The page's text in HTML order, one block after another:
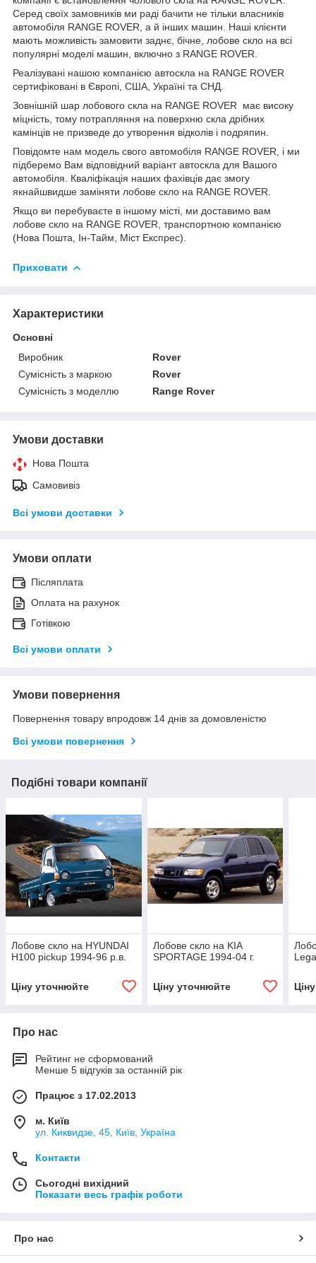
Серед своїх замовників ми раді бачити не тільки власників
автомобіля RANGE ROVER, а й інших машин. Наші клієнти
мають можливість замовити заднє, бічне, лобове скло на всі
популярні моделі машин, включно з RANGE ROVER.
Реалізувані нашою компанією автоскла на RANGE ROVER
сертифіковані в Європі, США, Україні та СНД.
Зовнішній шар лобового скла на RANGE ROVER має високу
міцність, тому потрапляння на поверхню скла дрібних
камінців не призведе до утворення відколів і подряпин.
Повідомте нам модель свого автомобіля RANGE ROVER, і ми
підберемо Вам відповідний варіант автоскла для Вашого
автомобіля. Кваліфікація наших фахівців дає змогу
якнайшвидше заміняти лобове скло на RANGE ROVER.
Якщо ви перебуваєте в іншому місті, ми доставимо вам
лобове скло на RANGE ROVER, транспортною компанією
(Нова Пошта, Ін-Тайм, Міст Експрес).
Приховати
Характеристики
Основні
Виробник
Rover
Сумісність з маркою
Rover
Сумісність з моделлю
Range Rover
Умови доставки
Нова Пошта
Самовивіз
Всі умови доставки
Умови оплати
Післяплата
Оплата на рахунок
Готівкою
Всі умови оплати
Умови повернення
Повернення товару впродовж 14 днів за домовленістю
Всі умови повернення
Подібні товари компанії
Лобове скло на HYUNDAI
H100 pickup 1994-96 р.в.
Ціну уточнюйте
Лобове скло на KIA
SPORTAGE 1994-04 г.
Ціну уточнюйте
Про нас
Рейтинг не сформований
Менше 5 відгуків за останній рік
Працює з 17.02.2013
м. Київ
ул. Киквидзе, 45, Київ, Україна
Контакти
Сьогодні вихідний
Показати весь графік роботи
Про нас